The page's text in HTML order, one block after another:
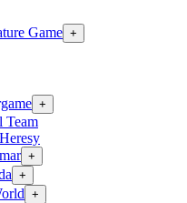
Game +
+
Team
+
+
+